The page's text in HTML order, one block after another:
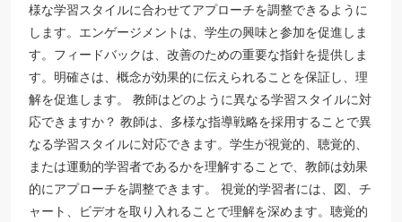
様な学習スタイルに合わせてアプローチを調整できるように
します。エンゲージメントは、学生の興味と参加を促進しま
す。フィードバックは、改善のための重要な指針を提供しま
す。明確さは、概念が効果的に伝えられることを保証し、理
解を促進します。 教師はどのように異なる学習スタイルに対
応できますか？ 教師は、多様な指導戦略を採用することで異
なる学習スタイルに対応できます。学生が視覚的、聴覚的、
または運動的学習者であるかを理解することで、教師は効果
的にアプローチを調整できます。 視覚的学習者には、図、チ
ャート、ビデオを取り入れることで理解を深めます。聴覚的